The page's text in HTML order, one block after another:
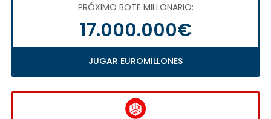
PRÓXIMO BOTE MILLONARIO:
17.000.000€
JUGAR EUROMILLONES